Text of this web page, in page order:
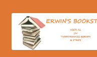
door
naar
naar